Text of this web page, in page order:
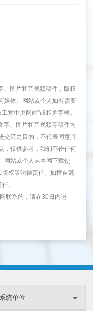
、图片和音视频稿件，版权
媒体、网站或个人如有需要
党中央网站”或相关字样。
字、图片和音视频等稿件均
交流之目的，不代表同意其
，仅供参考，我们不作任何
网站或个人从本网下载使
权等法律责任。如擅自篡
。
联系的，请在30日内进
统单位